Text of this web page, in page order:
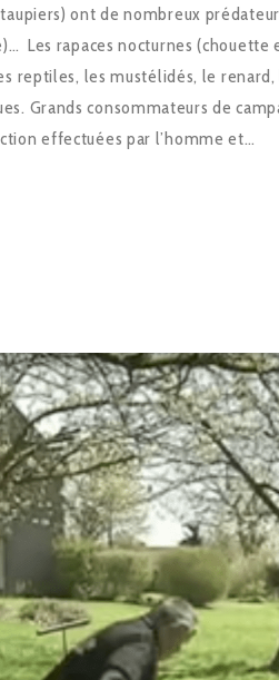
ont de nombreux
Les rapaces nocturnes (chouette
reptiles, les mustélidés, le renard,
Grands consommateurs de
effectuées par l’homme et…